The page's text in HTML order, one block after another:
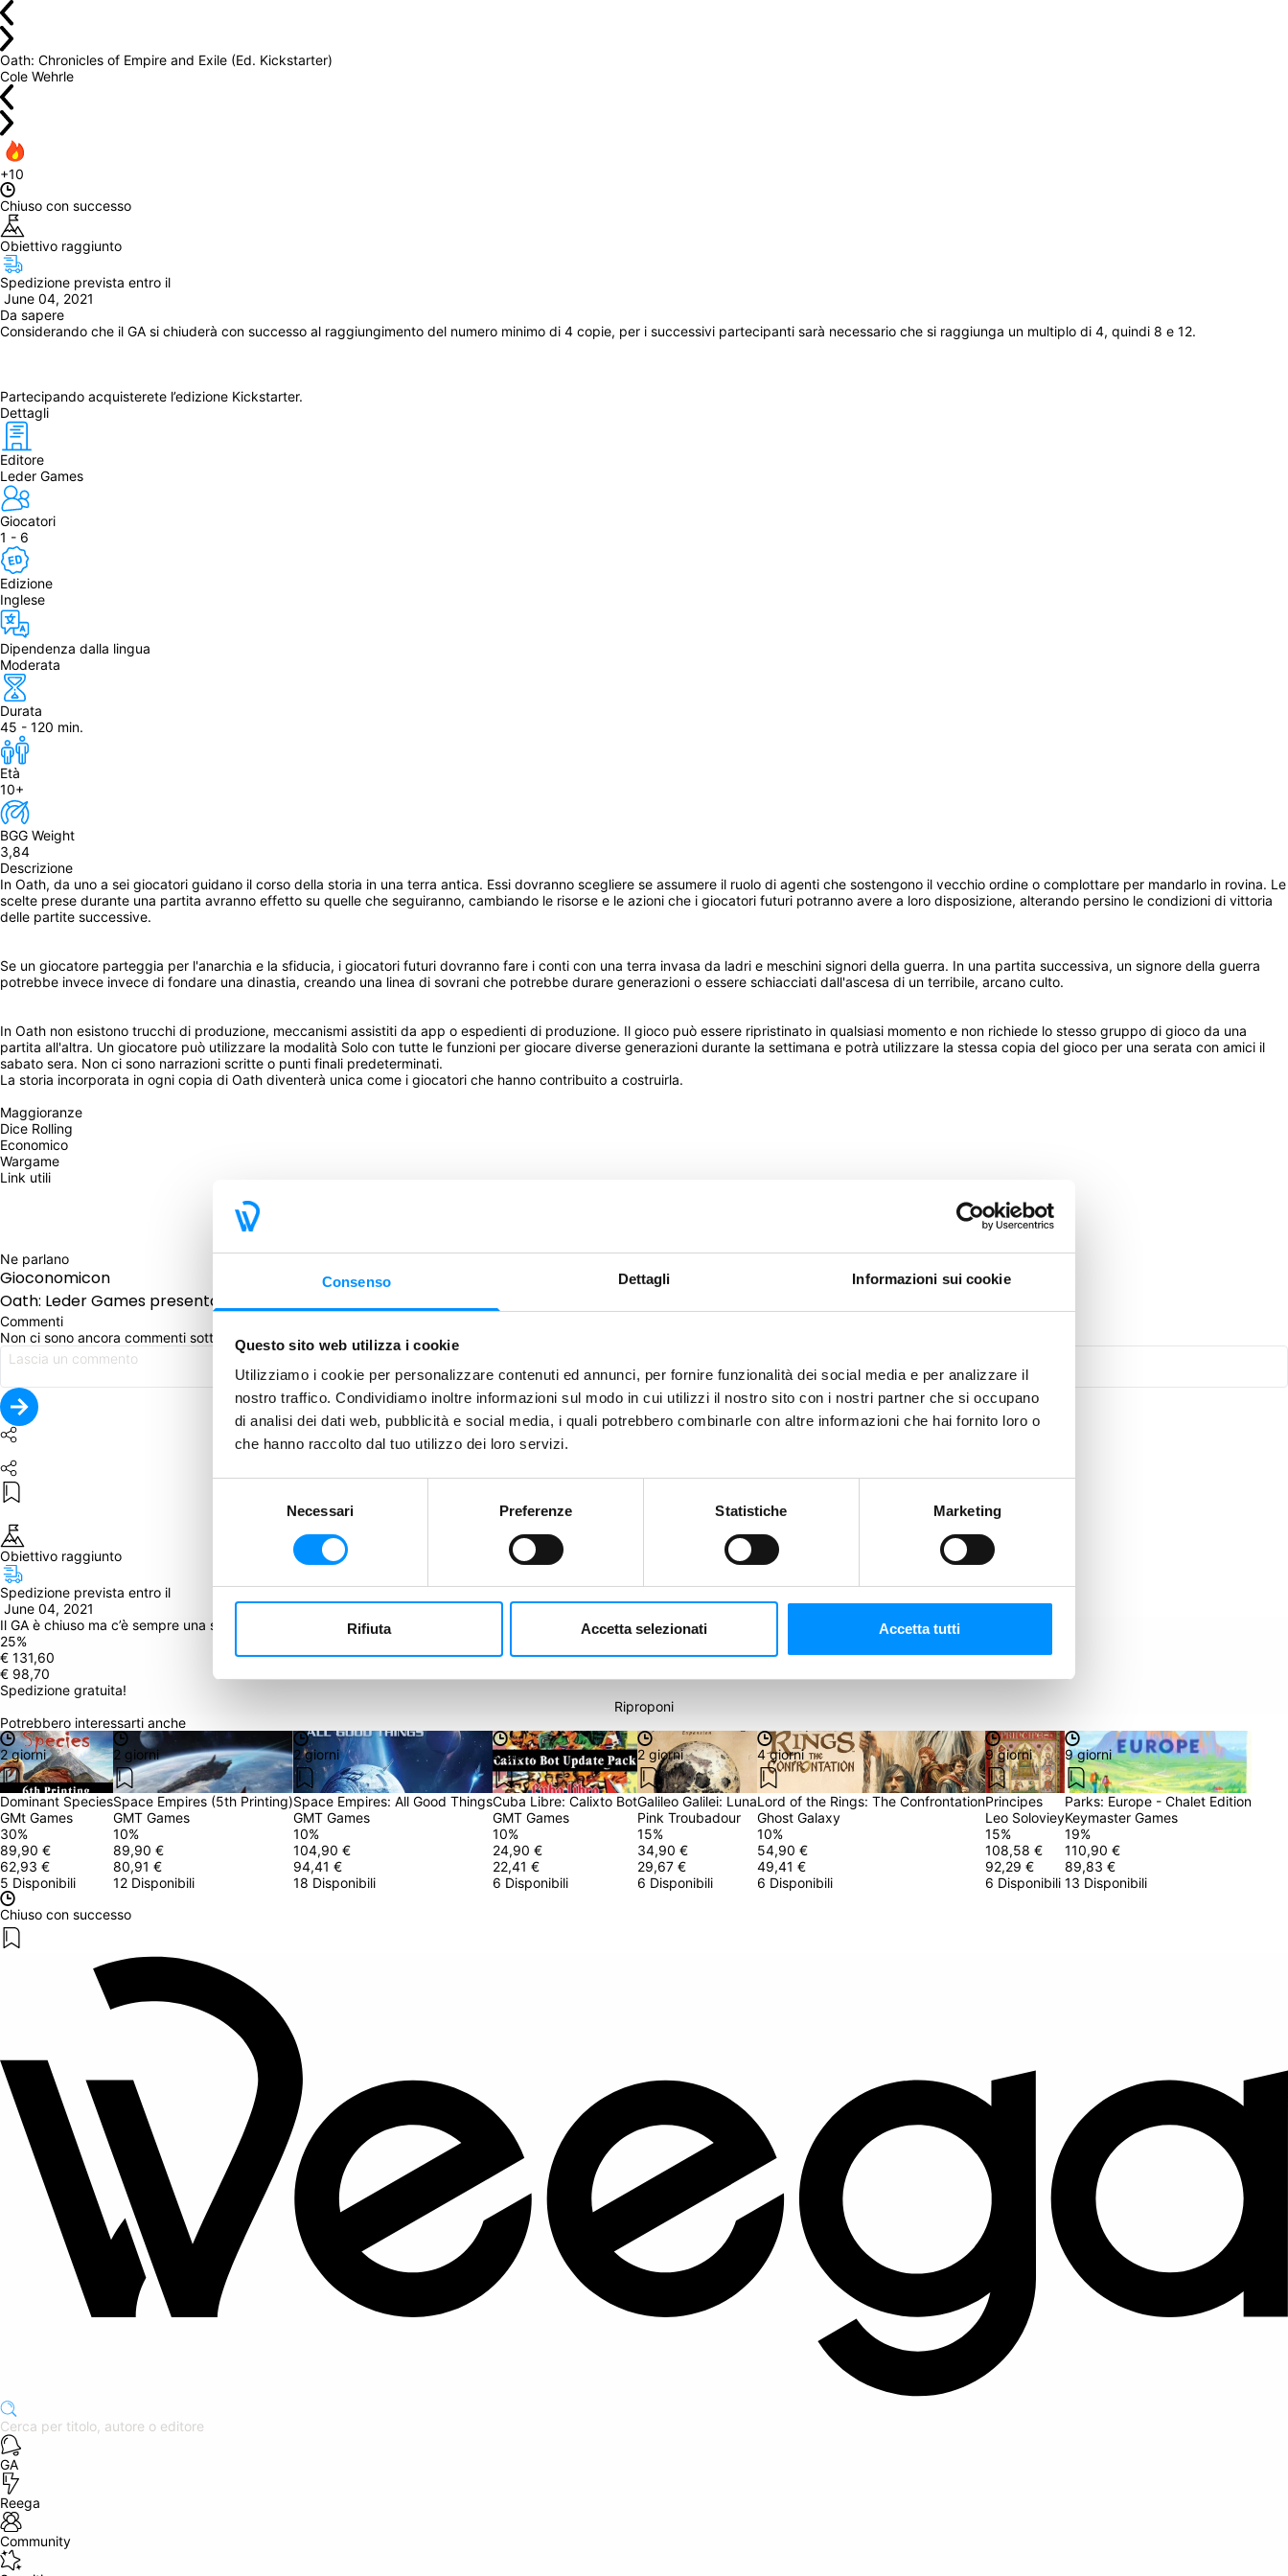
Consenso Dettagli Informazioni sui cookie
Questo sito web utilizza i cookie
Utilizziamo i cookie per personalizzare contenuti ed annunci, per fornire funzionalità dei social media e per analizzare il
nostro traffico. Condividiamo inoltre informazioni sul modo in cui utilizzi il nostro sito con i nostri partner che si occupano
di analisi dei dati web, pubblicità e social media, i quali potrebbero combinarle con altre informazioni che hai fornito loro o
che hanno raccolto dal tuo utilizzo dei loro servizi.
Necessari Preferenze Statistiche Marketing
Rifiuta Accetta selezionati Accetta tutti
Oath: Chronicles of Empire and Exile (Ed. Kickstarter)
Cole Wehrle
+10
Chiuso con successo
Obiettivo raggiunto
Spedizione prevista entro il
June 04, 2021
Da sapere
Dettagli
Editore
Leder Games
Giocatori
1 - 6
Edizione
Inglese
Dipendenza dalla lingua
Moderata
Durata
45 - 120 min.
Età
10+
BGG Weight
3,84
Descrizione
In Oath, da uno a sei giocatori guidano il corso della storia in una terra antica. Essi dovranno scegliere se assumere il ruolo di agenti che sostengono il vecchio ordine o complottare per mandarlo in rovina. Le
scelte prese durante una partita avranno effetto su quelle che seguiranno, cambiando le risorse e le azioni che i giocatori futuri potranno avere a loro disposizione, alterando persino le condizioni di vittoria
delle partite successive.
Se un giocatore parteggia per l'anarchia e la sfiducia, i giocatori futuri dovranno fare i conti con una terra invasa da ladri e meschini signori della guerra. In una partita successiva, un signore della guerra
potrebbe invece invece di fondare una dinastia, creando una linea di sovrani che potrebbe durare generazioni o essere schiacciati dall'ascesa di un terribile, arcano culto.
In Oath non esistono trucchi di produzione, meccanismi assistiti da app o espedienti di produzione. Il gioco può essere ripristinato in qualsiasi momento e non richiede lo stesso gruppo di gioco da una
partita all'altra. Un giocatore può utilizzare la modalità Solo con tutte le funzioni per giocare diverse generazioni durante la settimana e potrà utilizzare la stessa copia del gioco per una serata con amici il
sabato sera. Non ci sono narrazioni scritte o punti finali predeterminati.
La storia incorporata in ogni copia di Oath diventerà unica come i giocatori che hanno contribuito a costruirla.
Maggioranze
Dice Rolling
Economico
Wargame
Link utili
Ne parlano
Gioconomicon
Oath: Leder Games presenta la sua epica ludica
Just Nerd
Commenti
Non ci sono ancora commenti sotto questo post. Commenta per primo!
Obiettivo raggiunto
Spedizione prevista entro il
June 04, 2021
Il GA è chiuso ma c’è sempre una seconda opportunità! Clicca qui in basso e fai una nuova Proposta.
25%
€ 131,60
€ 98,70
Spedizione gratuita!
Riproponi
Potrebbero interessarti anche
2 giorni
Dominant Species
GMt Games
30%
89,90 €
62,93 €
5 Disponibili
2 giorni
Space Empires (5th Printing)
GMT Games
10%
89,90 €
80,91 €
12 Disponibili
2 giorni
Space Empires: All Good Things
GMT Games
10%
104,90 €
94,41 €
18 Disponibili
2 giorni
Cuba Libre: Calixto Bot
GMT Games
10%
24,90 €
22,41 €
6 Disponibili
2 giorni
Galileo Galilei: Luna
Pink Troubadour
15%
34,90 €
29,67 €
6 Disponibili
4 giorni
Lord of the Rings: The Confrontation
Ghost Galaxy
10%
54,90 €
49,41 €
6 Disponibili
9 giorni
Principes
Leo Soloviey
15%
108,58 €
92,29 €
6 Disponibili
9 giorni
Parks: Europe - Chalet Edition
Keymaster Games
19%
110,90 €
89,83 €
13 Disponibili
Chiuso con successo
GA
Reega
Community